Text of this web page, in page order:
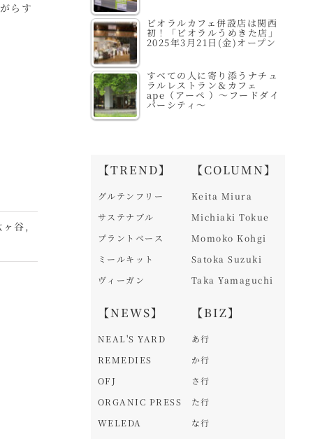
らす
Biople by
CosmeKitchen タカ
シマヤ ゲートタワーモ
天寺店
谷,
ビオラルカフェ併設店は関西
初！「ビオラルうめきた店」
2025年3月21日(金)オープン
すべての人に寄り添うナチュ
ラルレストラン＆カフェ
ape（アーペ ）～フードダイ
バーシティ～
【TREND】
グルテンフリー
サステナブル
プラントベース
ミールキット
ヴィーガン
【NEWS】
NEAL'S YARD
REMEDIES
OFJ
ORGANIC PRESS
WELEDA
【COLUMN】
Keita Miura
Michiaki Tokue
Momoko Kohgi
Satoka Suzuki
Taka Yamaguchi
【BIZ】
あ行
か行
さ行
た行
な行